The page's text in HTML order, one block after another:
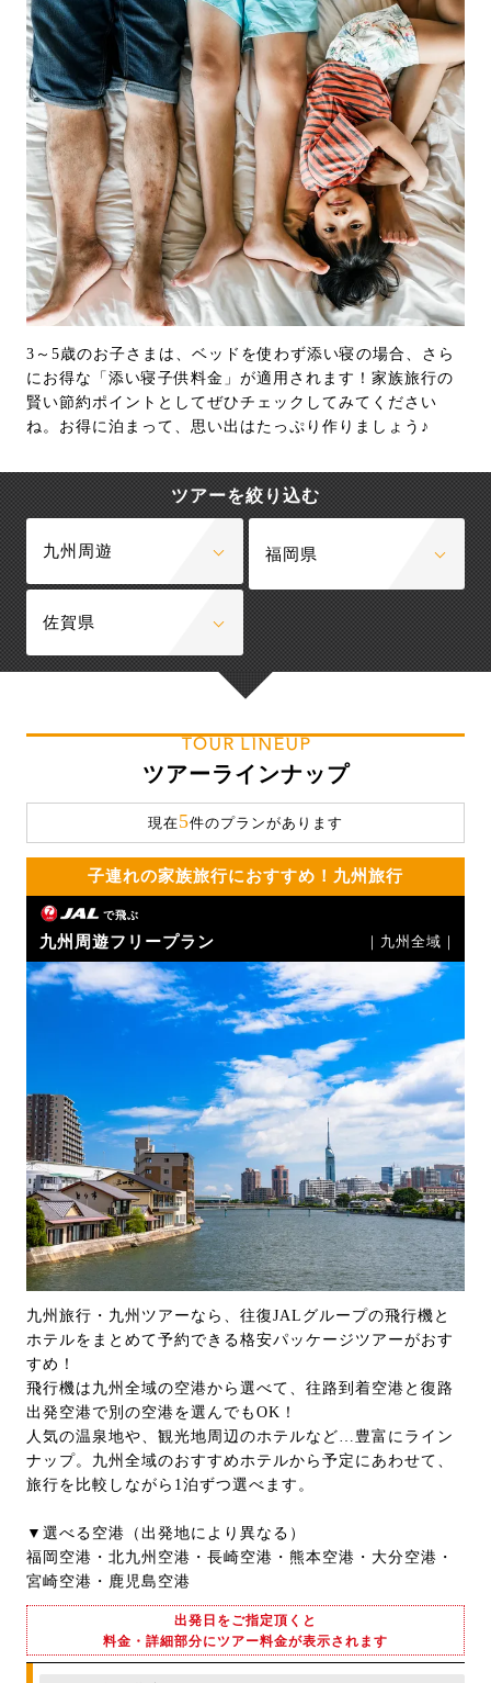
3～5歳のお子さまは、ベッドを使わず添い寝の場合、さら
にお得な「添い寝子供料金」が適用されます！家族旅行の
賢い節約ポイントとしてぜひチェックしてみてください
ね。お得に泊まって、思い出はたっぷり作りましょう♪
ツアーを絞り込む
九州周遊 福岡県
佐賀県
TOUR LINEUP
ツアーラインナップ
現在5件のプランがあります
子連れの家族旅行におすすめ！九州旅行
で飛ぶ
九州周遊フリープラン ｜九州全域｜
九州旅行・九州ツアーなら、往復JALグループの飛行機と
ホテルをまとめて予約できる格安パッケージツアーがおす
すめ！
飛行機は九州全域の空港から選べて、往路到着空港と復路
出発空港で別の空港を選んでもOK！
人気の温泉地や、観光地周辺のホテルなど…豊富にライン
ナップ。九州全域のおすすめホテルから予定にあわせて、
旅行を比較しながら1泊ずつ選べます。
▼選べる空港（出発地により異なる）
福岡空港・北九州空港・長崎空港・熊本空港・大分空港・
宮崎空港・鹿児島空港
出発日をご指定頂くと
料金・詳細部分にツアー料金が表示されます